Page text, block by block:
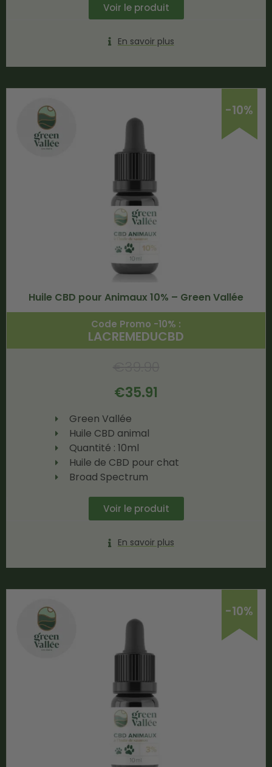
Voir le produit
En savoir plus
-10%
Huile CBD pour Animaux 10% – Green Vallée
Code Promo -10% :
LACREMEDUCBD
€35.91
Green Vallée
Huile CBD animal
Quantité : 10ml
Huile de CBD pour chat
Broad Spectrum
Voir le produit
En savoir plus
-10%